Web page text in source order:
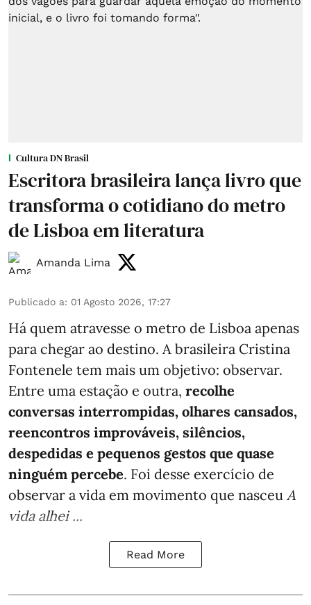
Cultura DN Brasil
Escritora brasileira lança livro que
transforma o cotidiano do metro
de Lisboa em literatura
Amanda Lima
Publicado a: 01 Agosto 2026, 17:27
Há quem atravesse o metro de Lisboa apenas
para chegar ao destino. A brasileira Cristina
Fontenele tem mais um objetivo: observar.
Entre uma estação e outra, recolhe
conversas interrompidas, olhares cansados,
reencontros improváveis, silêncios,
despedidas e pequenos gestos que quase
ninguém percebe. Foi desse exercício de
observar a vida em movimento que nasceu A
vida alhei ...
Read More